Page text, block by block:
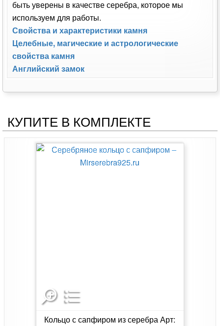
быть уверены в качестве серебра, которое мы
используем для работы.
Свойства и характеристики камня
Целебные, магические и астрологические
свойства камня
Английский замок
КУПИТЕ В КОМПЛЕКТЕ
Кольцо с сапфиром из серебра Арт: